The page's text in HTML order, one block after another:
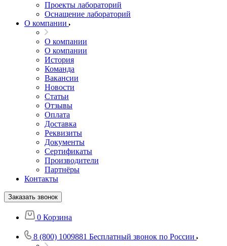
Проекты лабораторий
Оснащение лабораторий
О компании
О компании
О компании
История
Команда
Вакансии
Новости
Статьи
Отзывы
Оплата
Доставка
Реквизиты
Документы
Сертификаты
Производители
Партнёры
Контакты
Заказать звонок
0 Корзина
8 (800) 1009881 Бесплатный звонок по России